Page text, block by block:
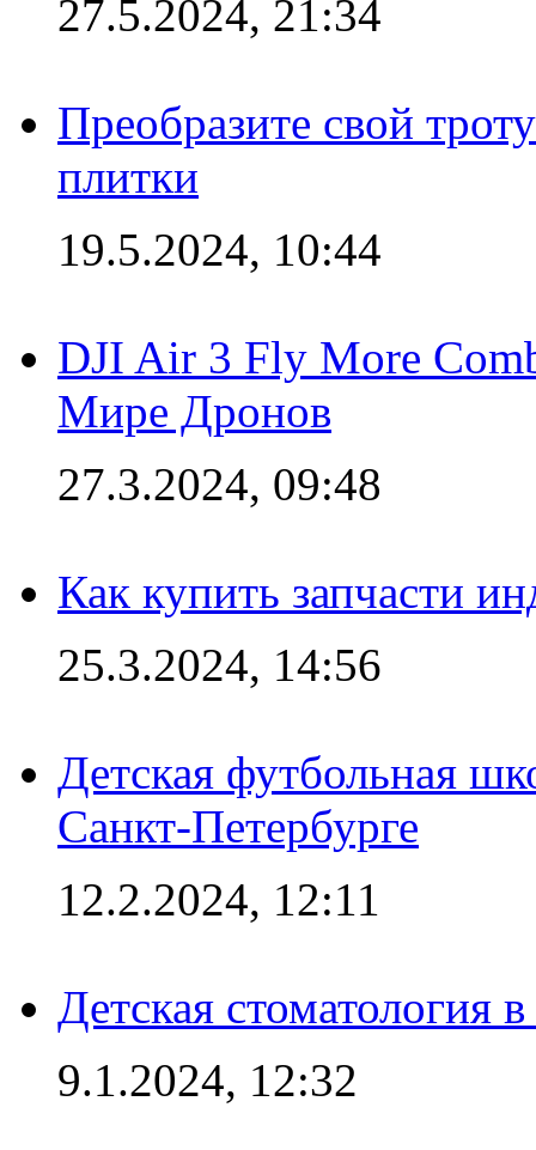
27.5.2024, 21:34
Преобразите свой
плитки
19.5.2024, 10:44
DJI Air 3 Fly More
Мире Дронов
27.3.2024, 09:48
Как купить запчасти
25.3.2024, 14:56
Детская футбольная
Санкт-Петербурге
12.2.2024, 12:11
Детская стоматология
9.1.2024, 12:32